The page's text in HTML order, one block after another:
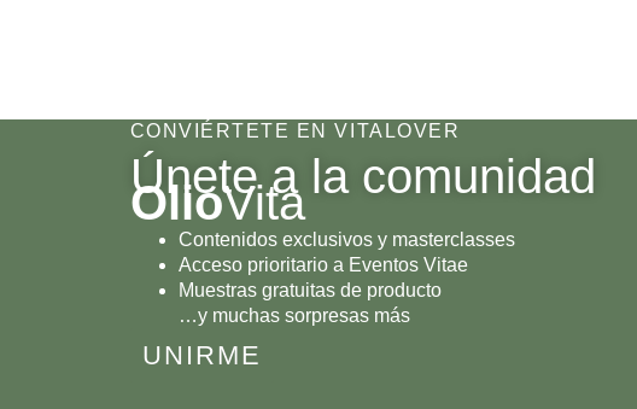
CONVIÉRTETE EN VITALOVER
Únete a la comunidad
OlioVita
Contenidos exclusivos y masterclasses
Acceso prioritario a Eventos Vitae
Muestras gratuitas de producto
…y muchas sorpresas más
UNIRME